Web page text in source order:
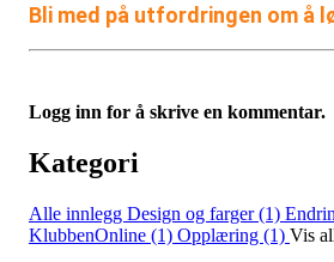
Bli med på utfordringen om å
Logg inn for å skrive en kommentar.
Kategori
Alle innlegg Design og farger (1)
KlubbenOnline (1) Opplæring (1) Vis